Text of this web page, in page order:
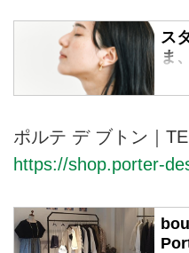
ス
ま
セ
通
ワ
プ
ポルテ デ ブトン｜
https://shop.porter-